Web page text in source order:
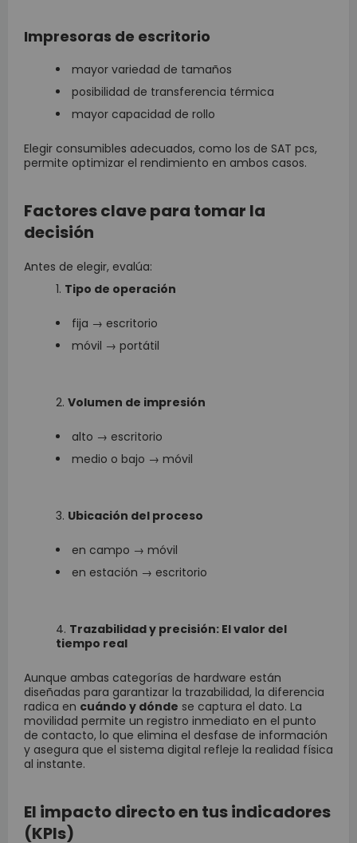
Impresoras de escritorio
mayor variedad de tamaños
posibilidad de transferencia térmica
mayor capacidad de rollo
Elegir consumibles adecuados, como los de SAT pcs,
permite optimizar el rendimiento en ambos casos.
Factores clave para tomar la
decisión
Antes de elegir, evalúa:
Tipo de operación
fija → escritorio
móvil → portátil
Volumen de impresión
alto → escritorio
medio o bajo → móvil
Ubicación del proceso
en campo → móvil
en estación → escritorio
Trazabilidad y precisión: El valor del
tiempo real
Aunque ambas categorías de hardware están
diseñadas para garantizar la trazabilidad, la diferencia
radica en cuándo y dónde se captura el dato. La
movilidad permite un registro inmediato en el punto
de contacto, lo que elimina el desfase de información
y asegura que el sistema digital refleje la realidad física
al instante.
El impacto directo en tus indicadores
(KPIs)